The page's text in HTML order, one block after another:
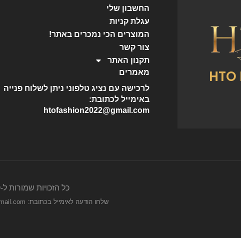
HTO
החשבון שלי
עגלת קניות
המוצרים הכי נמכרים באתר!
צור קשר
תקנון האתר
מאמרים
לרכישה עם נציג טלפוני ניתן לשלוח פנייה
באימייל לכתובת:
htofashion2022@gmail.com
כל הזכויות שמורות ל-HTO
שלחו הודעה לאימייל בכתובת: htofashion2022@gmail.com